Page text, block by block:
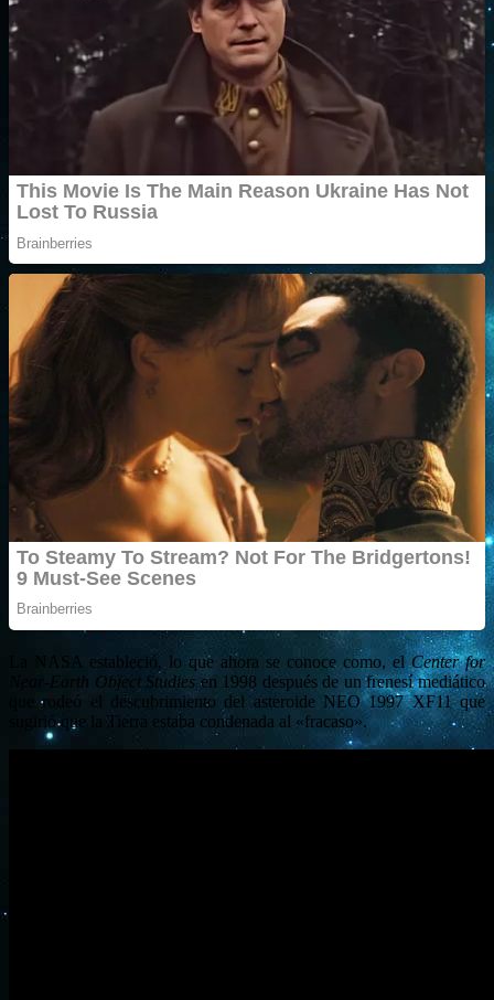
La NASA estableció, lo que ahora se conoce como, elCenter for
Near-Earth Object Studies en 1998 después de un frenesí mediático
que rodeó el descubrimiento del asteroide NEO 1997 XF11 que
sugirió que la Tierra estaba condenada al «fracaso».